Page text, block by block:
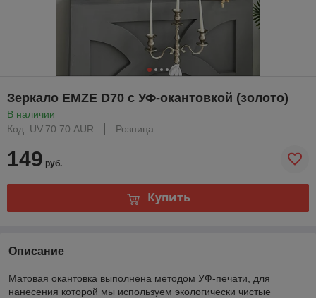
Зеркало EMZE D70 с УФ-окантовкой (золото)
В наличии
Код: UV.70.70.AUR
Розница
149 руб.
Купить
Описание
Матовая окантовка выполнена методом УФ-печати, для
нанесения которой мы используем экологически чистые